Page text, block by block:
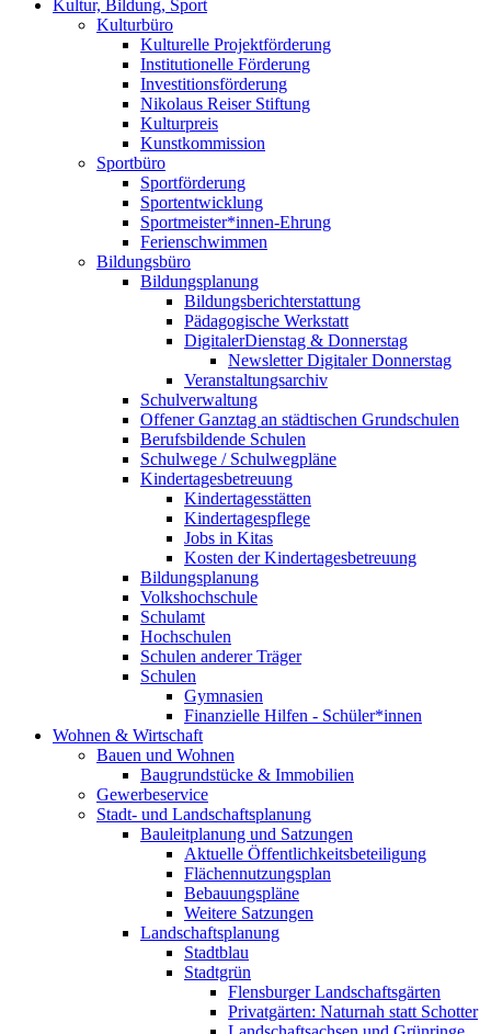
Kultur, Bildung, Sport
Kulturbüro
Kulturelle Projektförderung
Institutionelle Förderung
Investitionsförderung
Nikolaus Reiser Stiftung
Kulturpreis
Kunstkommission
Sportbüro
Sportförderung
Sportentwicklung
Sportmeister*innen-Ehrung
Ferienschwimmen
Bildungsbüro
Bildungsplanung
Bildungsberichterstattung
Pädagogische Werkstatt
DigitalerDienstag & Donnerstag
Newsletter Digitaler Donnerstag
Veranstaltungsarchiv
Schulverwaltung
Offener Ganztag an städtischen Grundschulen
Berufsbildende Schulen
Schulwege / Schulwegpläne
Kindertagesbetreuung
Kindertagesstätten
Kindertagespflege
Jobs in Kitas
Kosten der Kindertagesbetreuung
Bildungsplanung
Volkshochschule
Schulamt
Hochschulen
Schulen anderer Träger
Schulen
Gymnasien
Finanzielle Hilfen - Schüler*innen
Wohnen & Wirtschaft
Bauen und Wohnen
Baugrundstücke & Immobilien
Gewerbeservice
Stadt- und Landschaftsplanung
Bauleitplanung und Satzungen
Aktuelle Öffentlichkeitsbeteiligung
Flächennutzungsplan
Bebauungspläne
Weitere Satzungen
Landschaftsplanung
Stadtblau
Stadtgrün
Flensburger Landschaftsgärten
Privatgärten: Naturnah statt Schotter